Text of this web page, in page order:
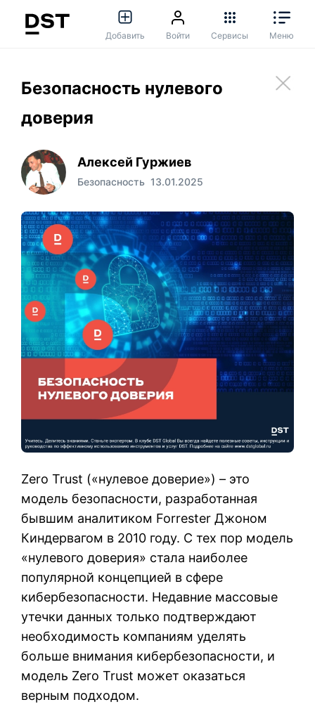
Добавить Войти Сервисы Меню
Безопасность нулевого
доверия
Алексей Гуржиев
Безопасность 13.01.2025
Zero Trust («нулевое доверие») – это
модель безопасности, разработанная
бывшим аналитиком Forrester Джоном
Киндервагом в 2010 году. С тех пор модель
«нулевого доверия» стала наиболее
популярной концепцией в сфере
кибербезопасности. Недавние массовые
утечки данных только подтверждают
необходимость компаниям уделять
больше внимания кибербезопасности, и
модель Zero Trust может оказаться
верным подходом.